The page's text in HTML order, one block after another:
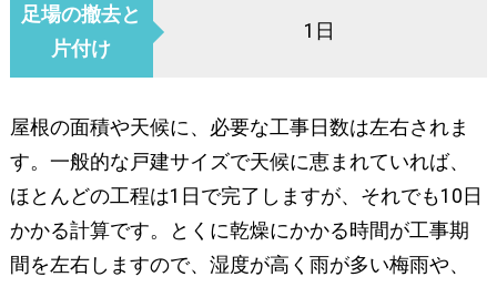
足場の撤去と
片付け
1日
屋根の面積や天候に、必要な工事日数は左右されま
す。一般的な戸建サイズで天候に恵まれていれば、
ほとんどの工程は1日で完了しますが、それでも10日
かかる計算です。とくに乾燥にかかる時間が工事期
間を左右しますので、湿度が高く雨が多い梅雨や、